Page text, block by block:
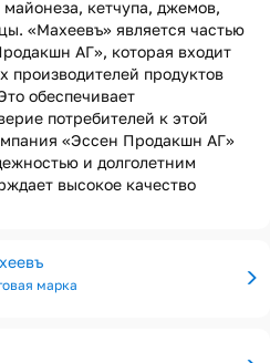
майонеза, кетчупа, джемов,
«Махеевъ» является частью
АГ», которая входит
производителей продуктов
обеспечивает
потребителей к этой
«Эссен Продакшн АГ»
и долголетним
высокое качество
марка